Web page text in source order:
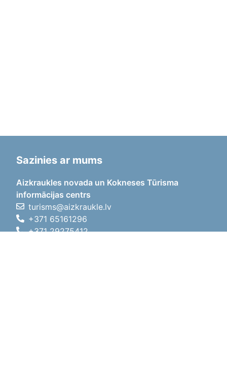
Sazinies ar mums
Aizkraukles novada un Kokneses Tūrisma
informācijas centrs
turisms@aizkraukle.lv
+371 65161296
+371 29275412